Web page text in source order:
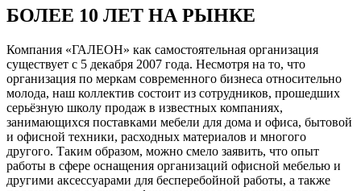
БОЛЕЕ 10 ЛЕТ НА РЫНКЕ
Компания «ГАЛЕОН» как самостоятельная организация
существует с 5 декабря 2007 года. Несмотря на то, что
организация по меркам современного бизнеса относительно
молода, наш коллектив состоит из сотрудников, прошедших
серьёзную школу продаж в известных компаниях,
занимающихся поставками мебели для дома и офиса, бытовой
и офисной техники, расходных материалов и многого
другого. Таким образом, можно смело заявить, что опыт
работы в сфере оснащения организаций офисной мебелью и
другими аксессуарами для бесперебойной работы, а также